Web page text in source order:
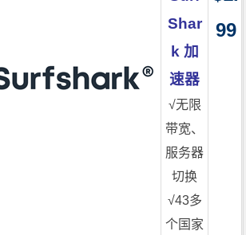
Shar
k 加
速器
√无限
带宽、
服务器
切换
√43多
个国家
99